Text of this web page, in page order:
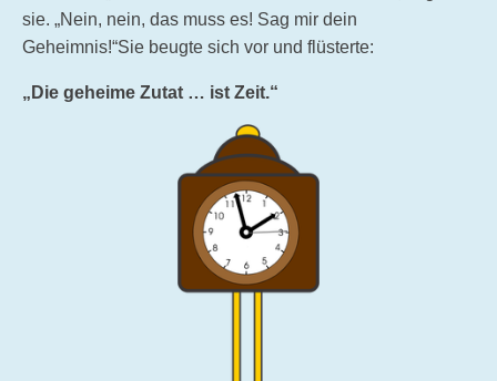
sie. „Nein, nein, das muss es! Sag mir dein
Geheimnis!“Sie beugte sich vor und flüsterte:
„Die geheime Zutat … ist Zeit.“